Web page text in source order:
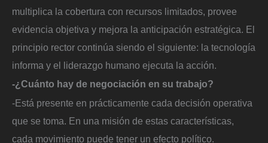
multiplica la cobertura con recursos limitados, provee
evidencia objetiva y mejora la anticipación estratégica. El
principio rector continúa siendo el siguiente: la tecnología
informa y el liderazgo humano ejecuta la acción.
-¿Cuánto hay de negociación en su trabajo?
-Está presente en prácticamente cada decisión operativa
que se toma. En una misión de estas características,
cada movimiento puede tener un efecto político.